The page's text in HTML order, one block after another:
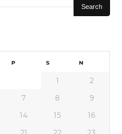
Search
P S N
1
2
7 8
9
14 15
16